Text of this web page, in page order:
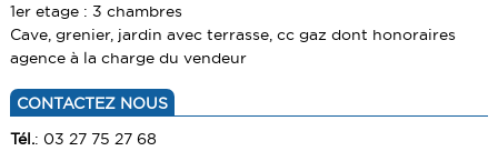
1er etage : 3 chambres
Cave, grenier, jardin avec terrasse, cc gaz dont honoraires
agence à la charge du vendeur
CONTACTEZ NOUS
Tél.: 03 27 75 27 68